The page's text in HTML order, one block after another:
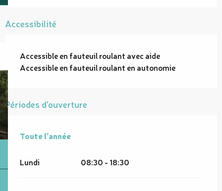
Accessibilité
Accessible en fauteuil roulant avec aide
Accessible en fauteuil roulant en autonomie
Périodes d'ouverture
Toute l'année
Toute l'année
Lundi 08:30 - 18:30